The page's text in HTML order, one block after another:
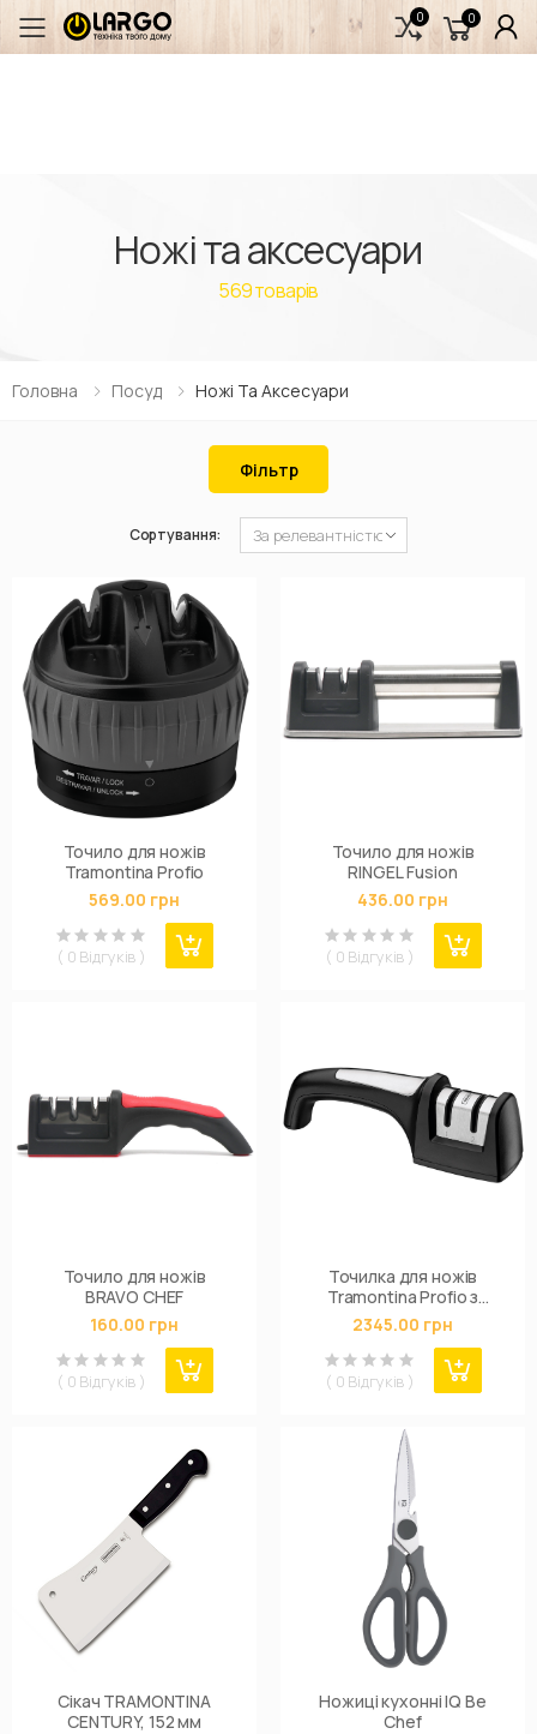
Переключити мобільне меню
0 0
Ножі та аксесуари
569товарів
Головна Посуд Ножі Та Аксесуари
Фільтр
Сортування:
Точило для ножів
Tramontina Profio
569.00 грн
( 0 Відгуків )
Точило для ножів
RINGEL Fusion
436.00 грн
( 0 Відгуків )
Точило для ножів
BRAVO CHEF
160.00 грн
( 0 Відгуків )
Точилка для ножів
Tramontina Profio з
алмазним напиленням
2345.00 грн
( 0 Відгуків )
Сікач TRAMONTINA
CENTURY, 152 мм
Ножиці кухонні IQ Be
Chef